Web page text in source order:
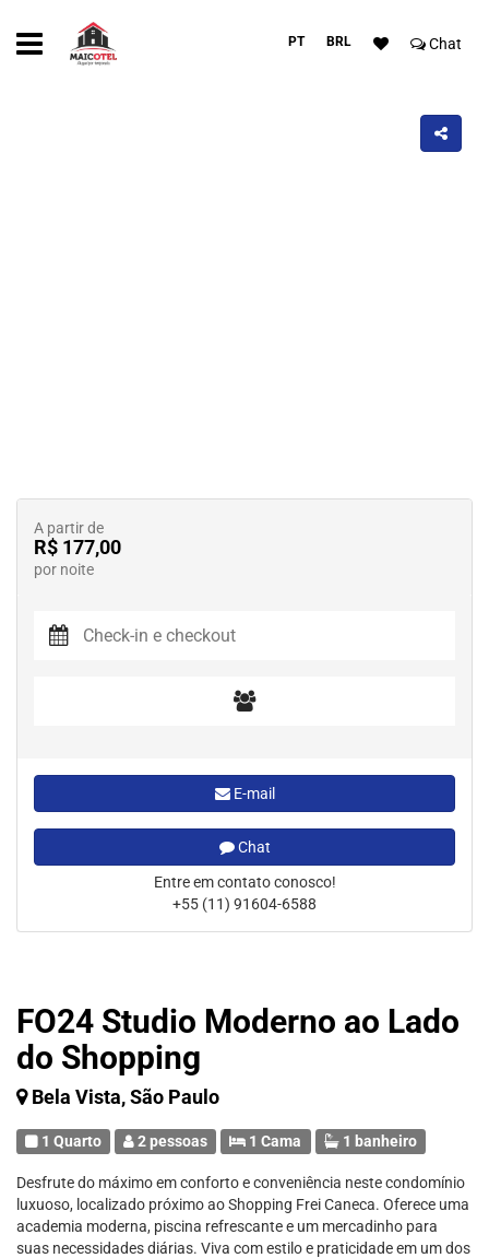
PT BRL Chat
FO24 Studio Moderno ao Lado
do Shopping
Bela Vista, São Paulo
1 Quarto 2 pessoas 1 Cama 1 banheiro
Desfrute do máximo em conforto e conveniência neste condomínio
luxuoso, localizado próximo ao Shopping Frei Caneca. Oferece uma
academia moderna, piscina refrescante e um mercadinho para
suas necessidades diárias. Viva com estilo e praticidade em um dos
A partir de
R$ 177,00
por noite
E-mail
Chat
Entre em contato conosco!
+55 (11) 91604-6588